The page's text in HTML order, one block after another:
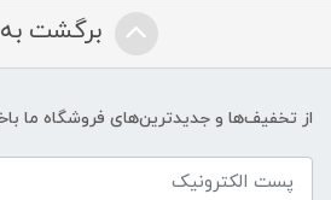
برگشت به
از تخفیف‌ها و جدیدترین‌های فروشگاه ما